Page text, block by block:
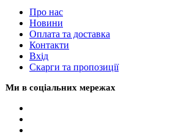
Про нас
Новини
Оплата та доставка
Контакти
Вхiд
Скарги та пропозиції
Ми в соціальних мережах